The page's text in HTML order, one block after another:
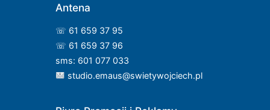
Antena
☏ 61 659 37 95
☏ 61 659 37 96
sms: 601 077 033
studio.emaus@swietywojciech.pl